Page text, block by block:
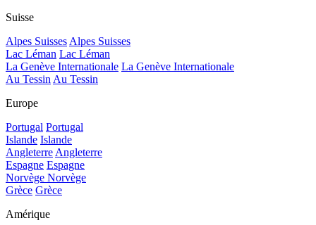
Suisse
Alpes Suisses Alpes Suisses
Lac Léman Lac Léman
La Genève Internationale La Genève Internationale
Au Tessin Au Tessin
Europe
Portugal Portugal
Islande Islande
Angleterre Angleterre
Espagne Espagne
Norvège Norvège
Grèce Grèce
Amérique